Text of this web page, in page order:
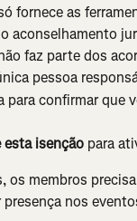
fornece as
aconselhamento
faz parte dos
pessoa
para confirmar que
esta isenção para
os membros
nos